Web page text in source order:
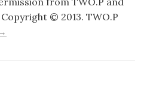
© 2013. TWO.P